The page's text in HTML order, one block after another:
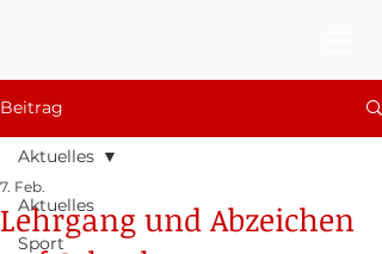
Beitrag
Aktuelles
Sport
Aktuelles
Lehrgang und Abzeichen
7. Feb.